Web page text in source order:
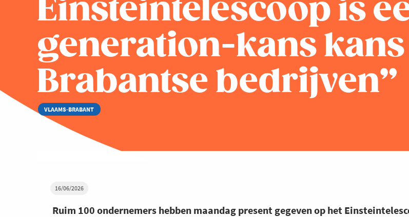
Einsteintelescoop is
generation-kans
Brabantse bedrijven”
VLAAMS-BRABANT
16/06/2026
Ruim 100 ondernemers hebben maandag present gegeven op het